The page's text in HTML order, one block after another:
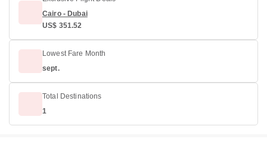
Cairo - Dubai
US$ 351.52
Lowest Fare Month
sept.
Total Destinations
1